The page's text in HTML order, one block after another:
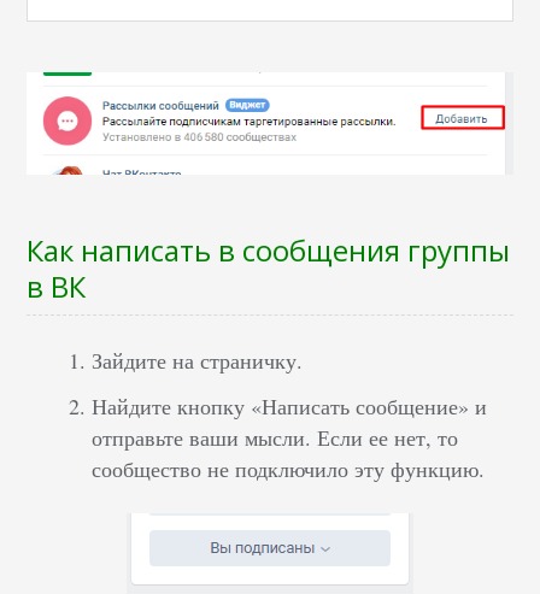
Как написать в сообщения группы
в ВК
Зайдите на страничку.
Найдите кнопку «Написать сообщение» и
отправьте ваши мысли. Если ее нет, то
сообщество не подключило эту функцию.